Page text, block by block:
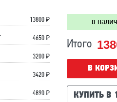
13800₽
4650 ₽
3200 ₽
3420 ₽
4890 ₽
в
Итого
В
КУПИТЬ В